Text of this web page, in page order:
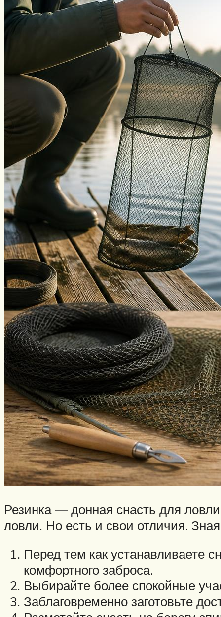
Резинка — донная снасть для
ловли. Но есть и свои отличия.
Перед тем как устанавливаете
комфортного заброса.
Выбирайте более спокойные
Заблаговременно заготовьте